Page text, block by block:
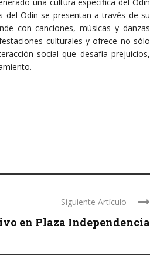
una cultura específica del Odin
del Odin se presentan a través de su
con canciones, músicas y danzas
culturales y ofrece no sólo
social que desafía prejuicios,
Siguiente Artículo
en Plaza Independencia